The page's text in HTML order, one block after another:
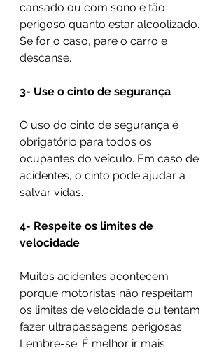
cansado ou com sono é tão
perigoso quanto estar alcoolizado.
Se for o caso, pare o carro e
descanse.
3- Use o cinto de segurança
O uso do cinto de segurança é
obrigatório para todos os
ocupantes do veículo. Em caso de
acidentes, o cinto pode ajudar a
salvar vidas.
4- Respeite os limites de
velocidade
Muitos acidentes acontecem
porque motoristas não respeitam
os limites de velocidade ou tentam
fazer ultrapassagens perigosas.
Lembre-se. É melhor ir mais